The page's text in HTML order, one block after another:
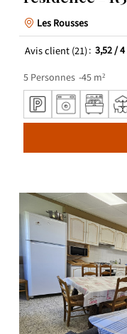
Les Rousses
Avis client(21) 3,52/ 4
5 Personnes 45 m²